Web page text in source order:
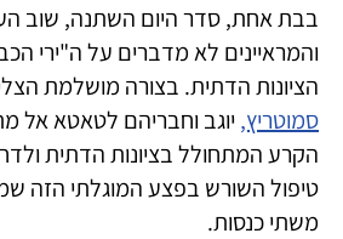
בבת אחת, סדר היום השתנה, שוב
והמראיינים לא מדברים על ה"ירי
הציונות הדתית. בצורה מושלמת
סמוטריץ,יוגב וחבריהם לטאטא אל
הקרע המתחולל בציונות הדתית
טיפול השורש בפצע המוגלתי הזה
משתי כנסות.